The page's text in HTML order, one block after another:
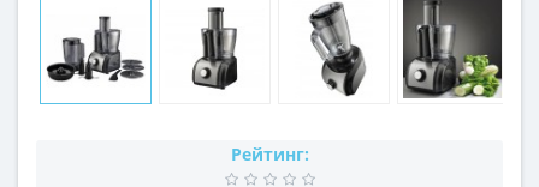
Рейтинг: